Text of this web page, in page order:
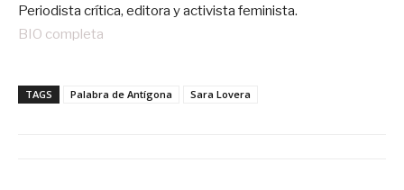
Periodista crítica, editora y activista feminista.
BIO completa
TAGS Palabra de Antígona Sara Lovera